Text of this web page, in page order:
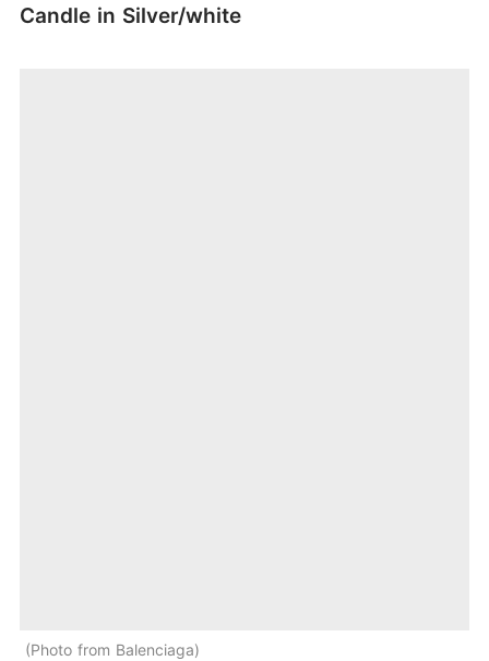
Candle in Silver/white
Photo from Balenciaga